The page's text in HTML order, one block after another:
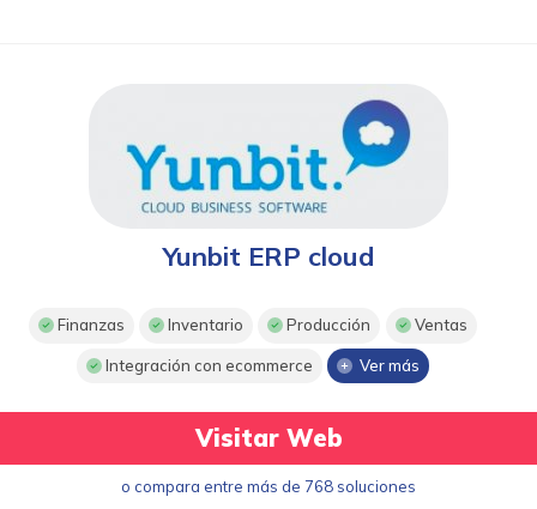
Yunbit ERP cloud
Finanzas Inventario Producción Ventas
Integración con ecommerce Ver más
Visitar Web
o compara entre más de 768 soluciones